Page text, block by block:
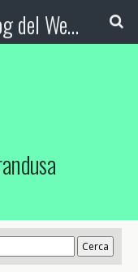
Booking Blog™ - Il blog del Web Marketing Turistico